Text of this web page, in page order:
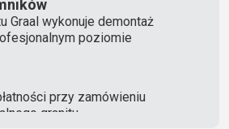
Graal wykonuje demontaż
poziomie
przy zamówieniu
granitu